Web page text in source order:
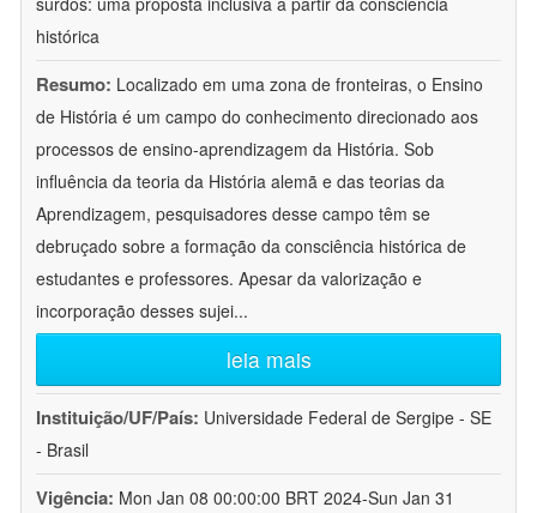
histórica
Resumo: Localizado em uma zona de fronteiras, o Ensino
de História é um campo do conhecimento direcionado aos
processos de ensino-aprendizagem da História. Sob
influência da teoria da História alemã e das teorias da
Aprendizagem, pesquisadores desse campo têm se
debruçado sobre a formação da consciência histórica de
estudantes e professores. Apesar da valorização e
incorporação desses sujei...
leia mais
Instituição/UF/País: Universidade Federal de Sergipe - SE
- Brasil
Vigência: Mon Jan 08 00:00:00 BRT 2024-Sun Jan 31